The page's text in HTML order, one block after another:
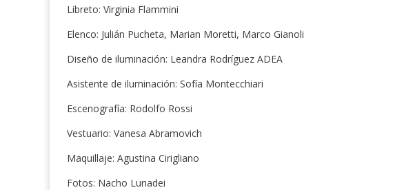
Libreto: Virginia Flammini
Elenco: Julián Pucheta, Marian Moretti, Marco Gianoli
Diseño de iluminación: Leandra Rodríguez ADEA
Asistente de iluminación: Sofía Montecchiari
Escenografía: Rodolfo Rossi
Vestuario: Vanesa Abramovich
Maquillaje: Agustina Cirigliano
Fotos: Nacho Lunadei